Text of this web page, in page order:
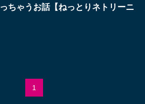
ちゃうお話【ねっとりネトリーニ
1